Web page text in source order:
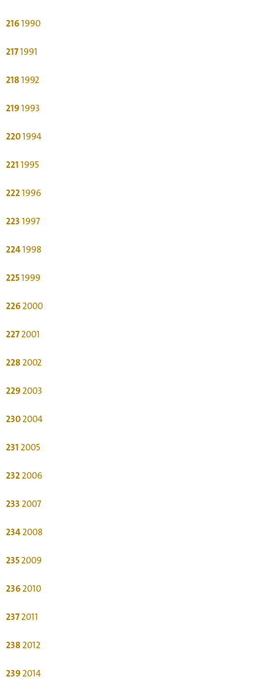
2161990
2171991
2181992
2191993
2201994
2211995
2221996
2231997
2241998
2251999
2262000
2272001
2282002
2292003
2302004
231 2005
2322006
233 2007
2342008
2352009
2362010
2372011
2382012
2392014